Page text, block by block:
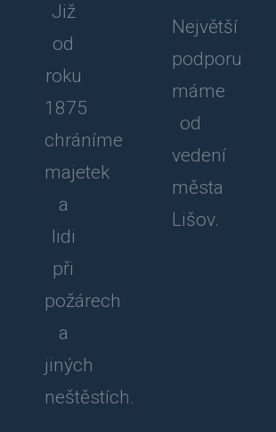
Již
od
roku
1875
chráníme
majetek
a
lidi
při
požárech
a
jiných
neštěstích.
Největší
podporu
máme
od
vedení
města
Lišov.